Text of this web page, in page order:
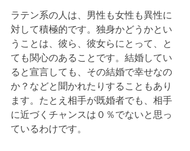
ラテン系の人は、男性も女性も異性に
対して積極的です。独身かどうかとい
うことは、彼ら、彼女らにとって、と
ても関心のあることです。結婚してい
ると宣言しても、その結婚で幸せなの
か？などと聞かれたりすることもあり
ます。たとえ相手が既婚者でも、相手
に近づくチャンスは０％でないと思っ
ているわけです。